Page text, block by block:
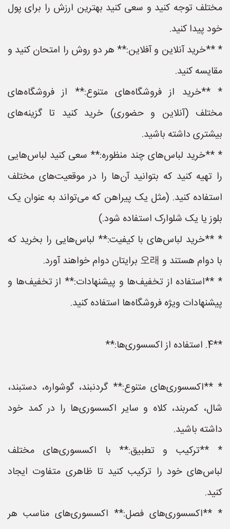
مختلف توجه کنید و سعی کنید بهترین ارزش را برای پول
خود پیدا کنید.
* **خرید آنلاین و آفلاین:** هر دو روش را امتحان کنید و
مقایسه کنید.
* **خرید از فروشگاه‌های متنوع:** از فروشگاه‌های
مختلف (آنلاین و حضوری) خرید کنید تا گزینه‌های
بیشتری داشته باشید.
* **خرید لباس‌های چند منظوره:** سعی کنید لباس‌هایی
را تهیه کنید که بتوانید آن‌ها را در موقعیت‌های مختلف
استفاده کنید. (مثل یک پیراهن که می‌تواند به عنوان یک
بلوز یا یک شلوارک استفاده شود.)
* **خرید لباس‌های با کیفیت:** لباس‌هایی را بخرید که
با دوام هستند و 오래 برایتان دوام خواهند آورد.
* **استفاده از تخفیف‌ها و پیشنهادات:** از تخفیف‌ها و
پیشنهادات ویژه فروشگاه‌ها استفاده کنید.
**4. استفاده از اکسسوری‌ها:**
* **اکسسوری‌های متنوع:** گردنبند، گوشواره، دستبند،
شال، کمربند، کلاه و سایر اکسسوری‌ها را در کمد خود
داشته باشید.
* **ترکیب و تطبیق:** با اکسسوری‌های مختلف
لباس‌های خود را ترکیب کنید تا ظاهری متفاوت ایجاد
کنید.
* **اکسسوری‌های فصل:** اکسسوری‌های مناسب هر